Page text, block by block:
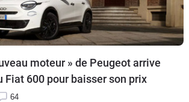
moteur » de Peugeot arrive
Fiat 600 pour baisser son prix
64